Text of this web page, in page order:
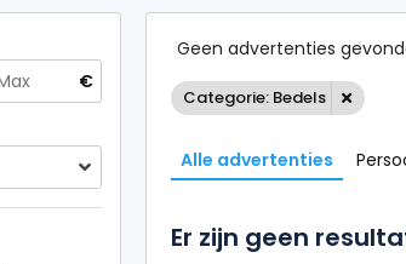
€
Geen advertenties
Categorie: Bedels
Alle advertenties
Er zijn geen